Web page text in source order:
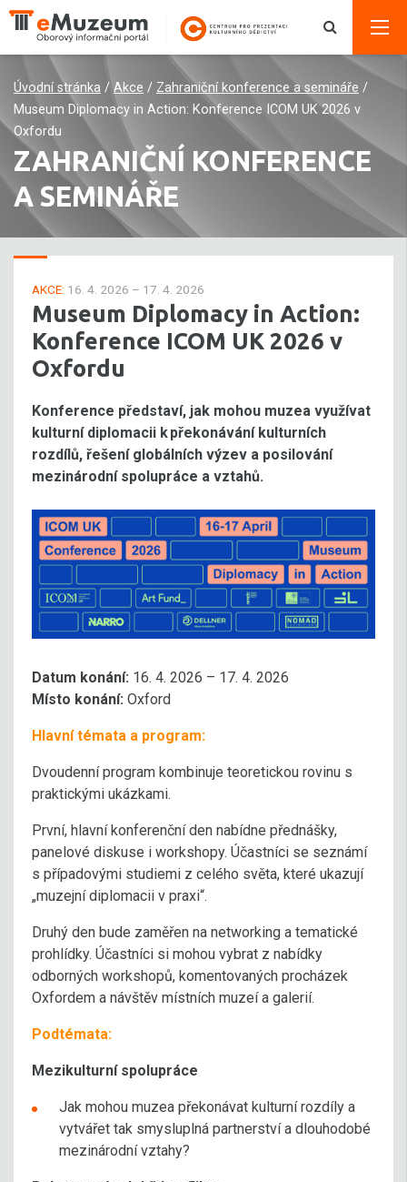
Úvodní stránka / Akce / Zahraniční konference a semináře /
Museum Diplomacy in Action: Konference ICOM UK 2026 v
Oxfordu
ZAHRANIČNÍ KONFERENCE
A SEMINÁŘE
AKCE: 16. 4. 2026 – 17. 4. 2026
Museum Diplomacy in Action:
Konference ICOM UK 2026 v
Oxfordu
Konference představí, jak mohou muzea využívat
kulturní diplomacii k překonávání kulturních
rozdílů, řešení globálních výzev a posilování
mezinárodní spolupráce a vztahů.
Datum konání: 16. 4. 2026 – 17. 4. 2026
Místo konání: Oxford
Hlavní témata a program:
Dvoudenní program kombinuje teoretickou rovinu s
praktickými ukázkami.
První, hlavní konferenční den nabídne přednášky,
panelové diskuse i workshopy. Účastníci se seznámí
s případovými studiemi z celého světa, které ukazují
„muzejní diplomacii v praxi“.
Druhý den bude zaměřen na networking a tematické
prohlídky. Účastníci si mohou vybrat z nabídky
odborných workshopů, komentovaných procházek
Oxfordem a návštěv místních muzeí a galerií.
Podtémata:
Mezikulturní spolupráce
Jak mohou muzea překonávat kulturní rozdíly a
vytvářet tak smysluplná partnerství a dlouhodobé
mezinárodní vztahy?